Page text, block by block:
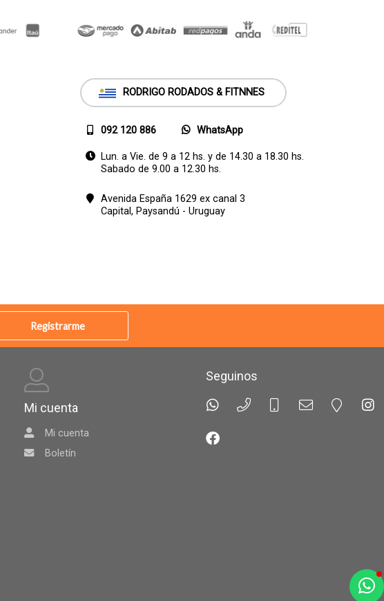
RODRIGO RODADOS & FITNNES
092 120 886 WhatsApp
Lun. a Vie. de 9 a 12 hs. y de 14.30 a 18.30 hs.
Sabado de 9.00 a 12.30 hs.
Avenida España 1629 ex canal 3
Capital, Paysandú - Uruguay
Registrarme
Mi cuenta
Mi cuenta
Boletín
Seguinos